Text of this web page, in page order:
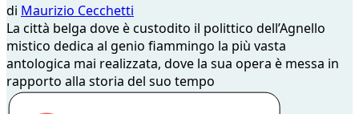
di Maurizio Cecchetti
La città belga dove è custodito il polittico dell’Agnello
mistico dedica al genio fiammingo la più vasta
antologica mai realizzata, dove la sua opera è messa in
rapporto alla storia del suo tempo